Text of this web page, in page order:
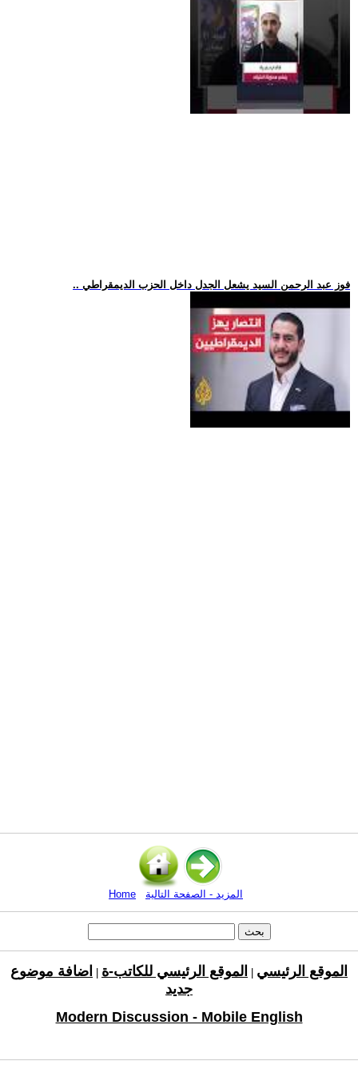
.. فوز عبد الرحمن السيد يشعل الجدل داخل الحزب الديمقراطي
Home المزيد - الصفحة التالية
الموقع الرئيسي الموقع الرئيسي للكاتب-ة
اضافة موضوع
جديد
Modern Discussion - Mobile English